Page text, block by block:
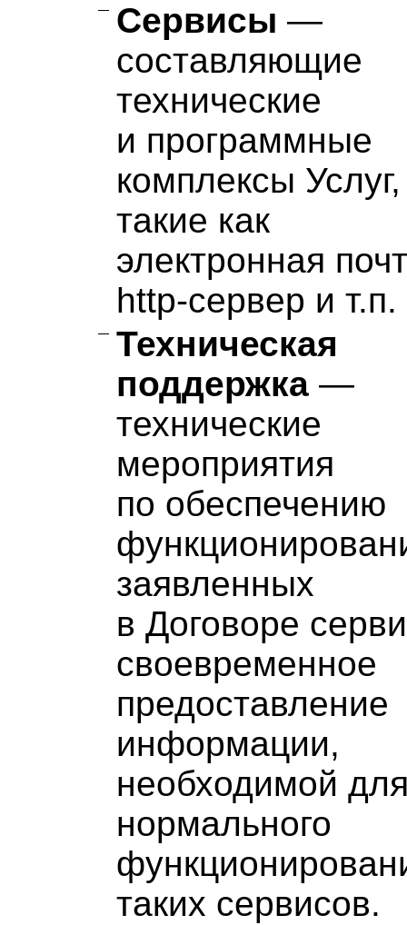
Сервисы —
составляющие
технические
и программные
комплексы Услуг,
такие как
электронная
http-сервер и т.п.
Техническая
поддержка —
технические
мероприятия
по обеспечению
заявленных
в Договоре
своевременное
предоставление
информации,
необходимой
нормального
таких сервисов.